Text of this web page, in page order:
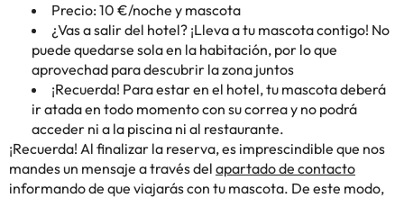
Precio: 10 €/noche y mascota
¿Vas a salir del hotel? ¡Lleva a tu mascota contigo! No
puede quedarse sola en la habitación, por lo que
aprovechad para descubrir la zona juntos
¡Recuerda! Para estar en el hotel, tu mascota deberá
ir atada en todo momento con su correa y no podrá
acceder ni a la piscina ni al restaurante.
¡Recuerda! Al finalizar la reserva, es imprescindible que nos
mandes un mensaje a través del apartado de contacto
informando de que viajarás con tu mascota. De este modo,